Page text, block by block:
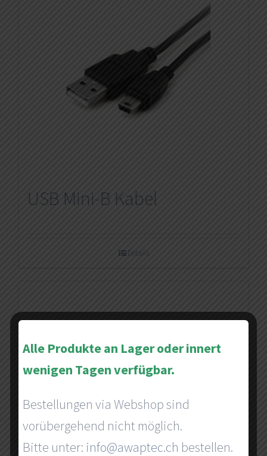
USB Mini-B Kabel
Details
Alle Produkte an Lager oder innert
wenigen Tagen verfügbar.
Bestellungen via Webshop sind
vorübergehend nicht möglich.
Bitte unter: info@awaptec.ch bestellen.